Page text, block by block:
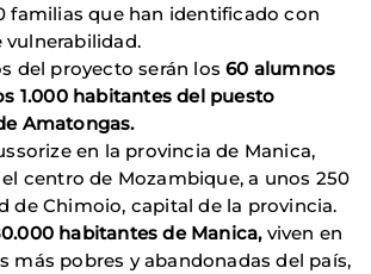
familias que han identificado con
vulnerabilidad.
del proyecto serán los60 alumnos
1.000 habitantes del puesto
Amatongas.
en la provincia de Manica,
centro de Mozambique, a unos 250
de Chimoio, capital de la provincia.
habitantes de Manica,viven en
más pobres y abandonadas del país,